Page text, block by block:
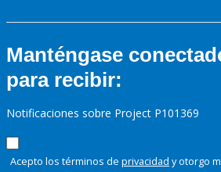
Manténgase
para recibir:
Notificaciones sobre Project P101369
Acepto los términos de privacidad y otorgo